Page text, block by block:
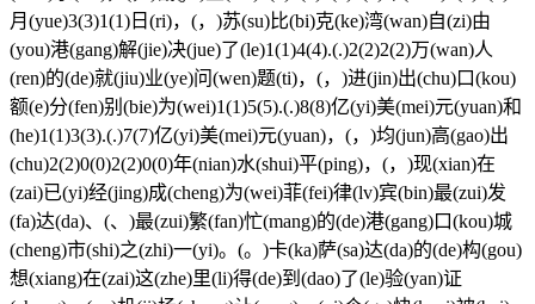
月(yue)3(3)1(1)日(ri)，(，)苏(su)比(bi)克(ke)湾(wan)自(zi)由
(you)港(gang)解(jie)决(jue)了(le)1(1)4(4).(.)2(2)2(2)万(wan)人
(ren)的(de)就(jiu)业(ye)问(wen)题(ti)，(，)进(jin)出(chu)口(kou)
额(e)分(fen)别(bie)为(wei)1(1)5(5).(.)8(8)亿(yi)美(mei)元(yuan)和
(he)1(1)3(3).(.)7(7)亿(yi)美(mei)元(yuan)，(，)均(jun)高(gao)出
(chu)2(2)0(0)2(2)0(0)年(nian)水(shui)平(ping)，(，)现(xian)在
(zai)已(yi)经(jing)成(cheng)为(wei)菲(fei)律(lv)宾(bin)最(zui)发
(fa)达(da)、(、)最(zui)繁(fan)忙(mang)的(de)港(gang)口(kou)城
(cheng)市(shi)之(zhi)一(yi)。(。)卡(ka)萨(sa)达(da)的(de)构(gou)
想(xiang)在(zai)这(zhe)里(li)得(de)到(dao)了(le)验(yan)证